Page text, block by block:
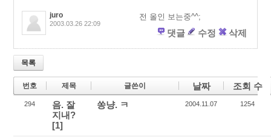
juro
2003.03.26 22:09
전 올인 보는중^^;
댓글 수정 삭제
목록
번호 제목 글쓴이 날짜 조회 수
294
음. 잘
지내?
[1]
쏭냥. ㅋ 2004.11.07 1254